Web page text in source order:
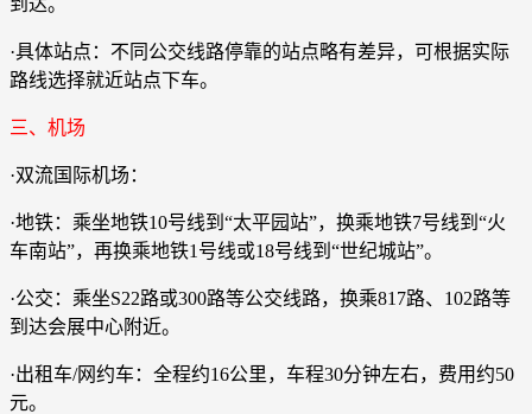
到达。
·具体站点：不同公交线路停靠的站点略有差异，可根据实际
路线选择就近站点下车。
三、机场
·双流国际机场：
·地铁：乘坐地铁10号线到“太平园站”，换乘地铁7号线到“火
车南站”，再换乘地铁1号线或18号线到“世纪城站”。
·公交：乘坐S22路或300路等公交线路，换乘817路、102路等
到达会展中心附近。
·出租车/网约车：全程约16公里，车程30分钟左右，费用约50
元。